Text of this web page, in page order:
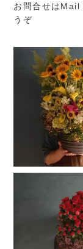
お問合せはMail
うぞ